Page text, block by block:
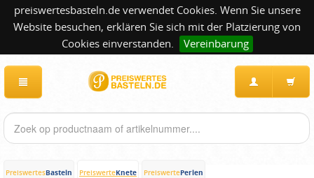
preiswertesbasteln.de verwendet Cookies. Wenn Sie unsere
Website besuchen, erklären Sie sich mit der Platzierung von
Cookies einverstanden.
Vereinbarung
PreiswertesBasteln PreiswerteKnete PreiswertePerlen